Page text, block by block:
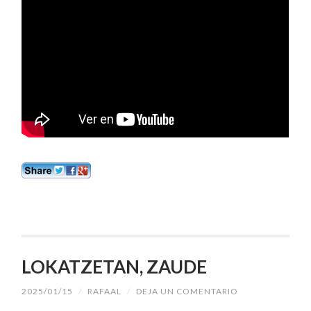
LOKATZETAN, ZAUDE
2025/01/15 / RAFAAL / DEJA UN COMENTARIO